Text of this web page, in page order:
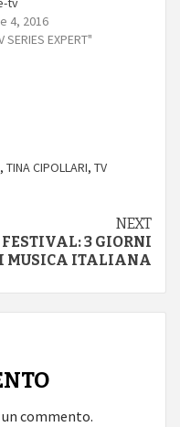
4, 2016
SERIES EXPERT"
, TINA CIPOLLARI, TV
NEXT
3 GIORNI
MUSICA ITALIANA
commento.